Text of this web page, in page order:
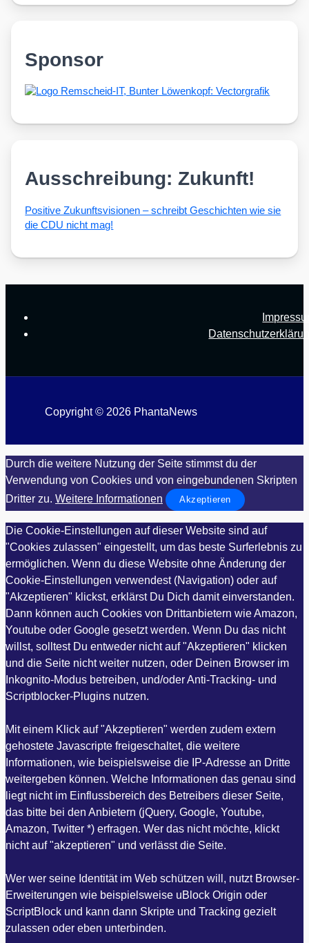
Sponsor
Ausschreibung: Zukunft!
Posi­ti­ve Zukunfts­vi­sio­nen – schreibt Geschich­ten wie sie
die CDU nicht mag!
Copyright © 2026 PhantaNews
Durch die weitere Nutzung der Seite stimmst du der
Verwendung von Cookies und von eingebundenen Skripten
Dritter zu. Weitere Informationen Akzeptieren
Die Cookie-Einstellungen auf dieser Website sind auf
"Cookies zulassen" eingestellt, um das beste Surferlebnis zu
ermöglichen. Wenn du diese Website ohne Änderung der
Cookie-Einstellungen verwendest (Navigation) oder auf
"Akzeptieren" klickst, erklärst Du Dich damit einverstanden.
Dann können auch Cookies von Drittanbietern wie Amazon,
Youtube oder Google gesetzt werden. Wenn Du das nicht
willst, solltest Du entweder nicht auf "Akzeptieren" klicken
und die Seite nicht weiter nutzen, oder Deinen Browser im
Inkognito-Modus betreiben, und/oder Anti-Tracking- und
Scriptblocker-Plugins nutzen.
Mit einem Klick auf "Akzeptieren" werden zudem extern
gehostete Javascripte freigeschaltet, die weitere
Informationen, wie beispielsweise die IP-Adresse an Dritte
weitergeben können. Welche Informationen das genau sind
liegt nicht im Einflussbereich des Betreibers dieser Seite,
das bitte bei den Anbietern (jQuery, Google, Youtube,
Amazon, Twitter *) erfragen. Wer das nicht möchte, klickt
nicht auf "akzeptieren" und verlässt die Seite.
Wer wer seine Identität im Web schützen will, nutzt Browser-
Erweiterungen wie beispielsweise uBlock Origin oder
ScriptBlock und kann dann Skripte und Tracking gezielt
zulassen oder eben unterbinden.